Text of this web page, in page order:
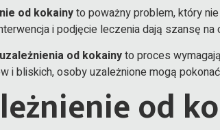
od kokainyto poważny problem, który
i podjęcie leczenia dają szansę
od kokainyto proces
i bliskich, osoby uzależnione mogą
od